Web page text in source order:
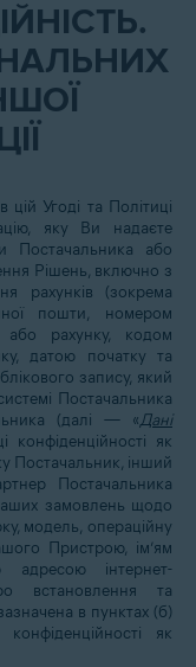
Угоді та Політиці
яку Ви надаєте
Постачальника або
Рішень, включно з
рахунків (зокрема
пошти, номером
або рахунку, кодом
датою початку та
запису, який
Постачальника
(далі — «Дані
конфіденційності як
Постачальник, інший
Постачальника
замовлень щодо
модель, операційну
Пристрою, ім’ям
адресою інтернет-
встановлення та
в пунктах (б)
як